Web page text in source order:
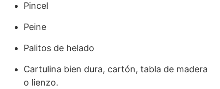
Pincel
Peine
Palitos de helado
Cartulina bien dura, cartón, tabla de madera
o lienzo.